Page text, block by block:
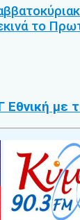
το
Εθνική με